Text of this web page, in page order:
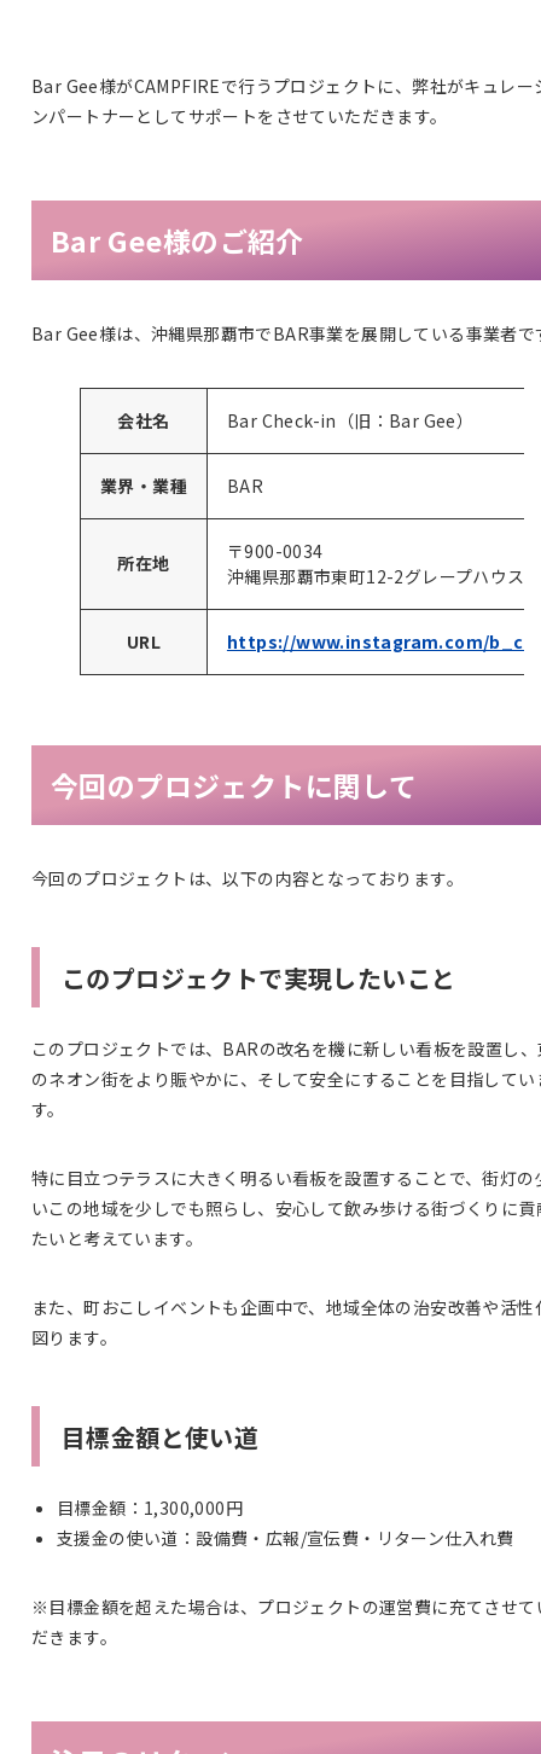
Bar Gee様がCAMPFIREで行うプロジェクトに、弊社がキュレー
ンパートナーとしてサポートをさせていただきます。
Bar Gee様のご紹介
Bar Gee様は、沖縄県那覇市でBAR事業を展開している事業者で
会社名 Bar Check-in（旧：Bar Gee）
業界・業種 BAR
所在地
〒900-0034
沖縄県那覇市東町12-2グレープハウス
URL https://www.instagram.com/
今回のプロジェクトに関して
今回のプロジェクトは、以下の内容となっております。
このプロジェクトで実現したいこと
このプロジェクトでは、BARの改名を機に新しい看板を設置し
のネオン街をより賑やかに、そして安全にすることを目指してい
す。
特に目立つテラスに大きく明るい看板を設置することで、街灯の
いこの地域を少しでも照らし、安心して飲み歩ける街づくりに貢
たいと考えています。
また、町おこしイベントも企画中で、地域全体の治安改善や活性
図ります。
目標金額と使い道
目標金額：1,300,000円
支援金の使い道：設備費・広報/宣伝費・リターン仕入れ費
※目標金額を超えた場合は、プロジェクトの運営費に充てさせて
だきます。